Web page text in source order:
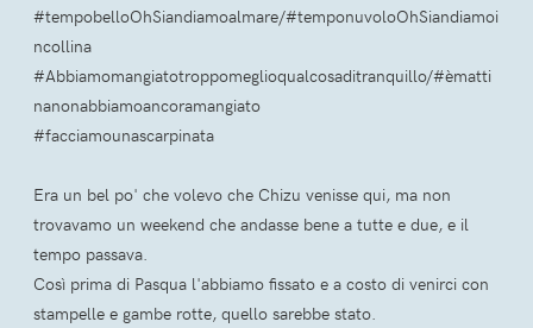
#tempobelloOhSiandiamoalmare/#temponuvoloOhSiandiamoi
ncollina
#Abbiamomangiatotroppomeglioqualcosaditranquillo/#èmatti
nanonabbiamoancoramangiato
#facciamounascarpinata
Era un bel po' che volevo che Chizu venisse qui, ma non
trovavamo un weekend che andasse bene a tutte e due, e il
tempo passava.
Così prima di Pasqua l'abbiamo fissato e a costo di venirci con
stampelle e gambe rotte, quello sarebbe stato.